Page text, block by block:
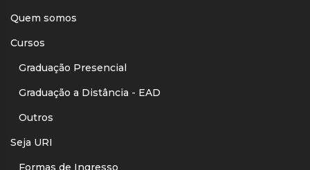
Quem somos
Cursos
Graduação Presencial
Graduação a Distância - EAD
Outros
Seja URI
Formas de Ingresso